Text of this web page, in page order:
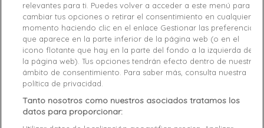
Caractéristiques produit
Product Details GPSR
Reference M1GI78-TLRD M
Data sheet
relevantes para ti. Puedes volver a acceder a este menú para
cambiar tus opciones o retirar el consentimiento en cualquier
momento haciendo clic en el enlace Gestionar las preferencias
que aparece en la parte inferior de la página web (o en el
icono flotante que hay en la parte del fondo a la izquierda de
la página web). Tus opciones tendrán efecto dentro de nuestro
ámbito de consentimiento. Para saber más, consulta nuestra
política de privacidad.
Tanto nosotros como nuestros asociados tratamos los
datos para proporcionar: